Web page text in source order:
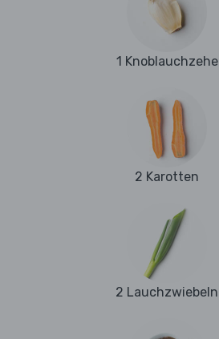
1 Knoblauchzehe
2 Karotten
2 Lauchzwiebeln